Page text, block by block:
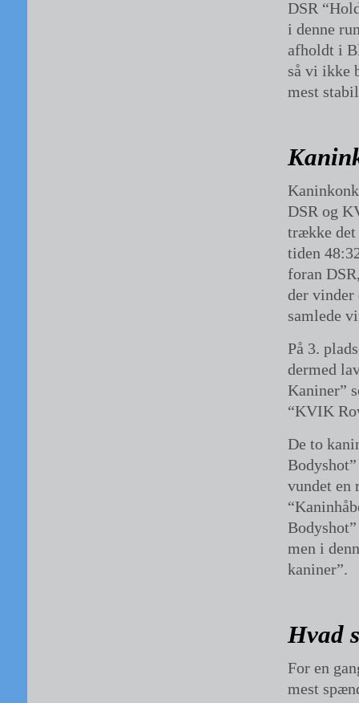
DSR
i denne
afholdt i
så vi ikke
mest
DSR og
trække det
tiden
foran
der vinder
samlede
På 3.
dermed
Kaniner”
“KVIK
De to
vundet en
men i
kaniner”.
Hvad
For en
mest